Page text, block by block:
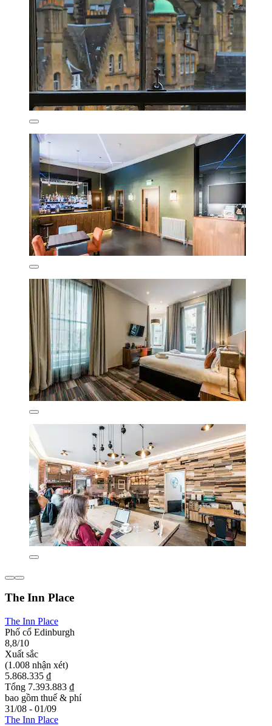
The Inn Place
The Inn Place
Phố cổ Edinburgh
8,8/10
Xuất sắc
(1.008 nhận xét)
5.868.335 ₫
Tổng 7.393.883 ₫
bao gồm thuế & phí
31/08 - 01/09
The Inn Place